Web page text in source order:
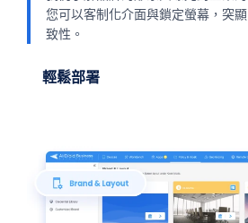
您可以客制化介面與鎖定螢幕，突
致性。
輕鬆部署